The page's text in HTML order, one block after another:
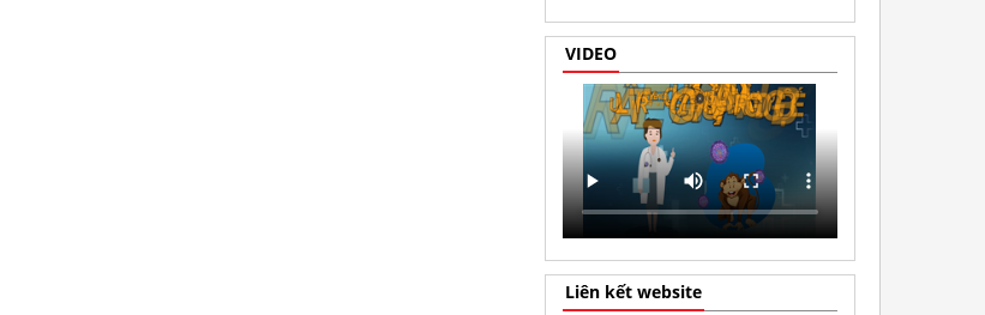
VIDEO
Liên kết website